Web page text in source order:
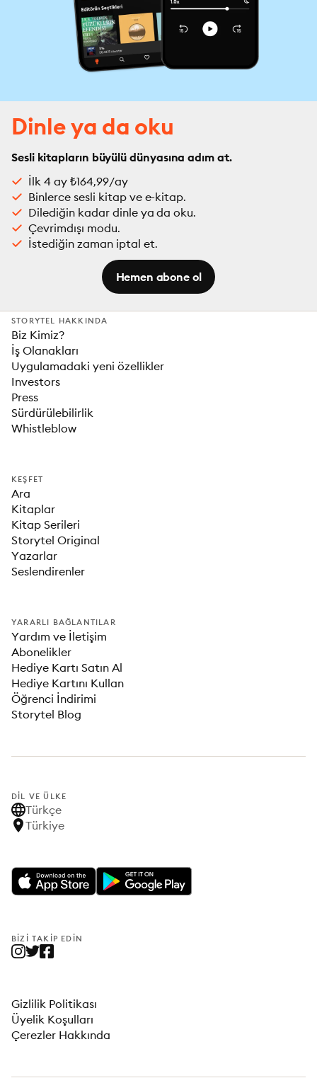
Dinle ya da oku
Sesli kitapların büyülü dünyasına adım at.
İlk 4 ay ₺164,99/ay
Binlerce sesli kitap ve e-kitap.
Dilediğin kadar dinle ya da oku.
Çevrimdışı modu.
İstediğin zaman iptal et.
Hemen abone ol
STORYTEL HAKKINDA
Biz Kimiz?
İş Olanakları
Uygulamadaki yeni özellikler
Investors
Press
Sürdürülebilirlik
Whistleblow
KEŞFET
Ara
Kitaplar
Kitap Serileri
Storytel Original
Yazarlar
Seslendirenler
YARARLI BAĞLANTILAR
Yardım ve İletişim
Abonelikler
Hediye Kartı Satın Al
Hediye Kartını Kullan
Öğrenci İndirimi
Storytel Blog
DIL VE ÜLKE
Türkçe
Türkiye
BIZI TAKIP EDIN
Gizlilik Politikası
Üyelik Koşulları
Çerezler Hakkında